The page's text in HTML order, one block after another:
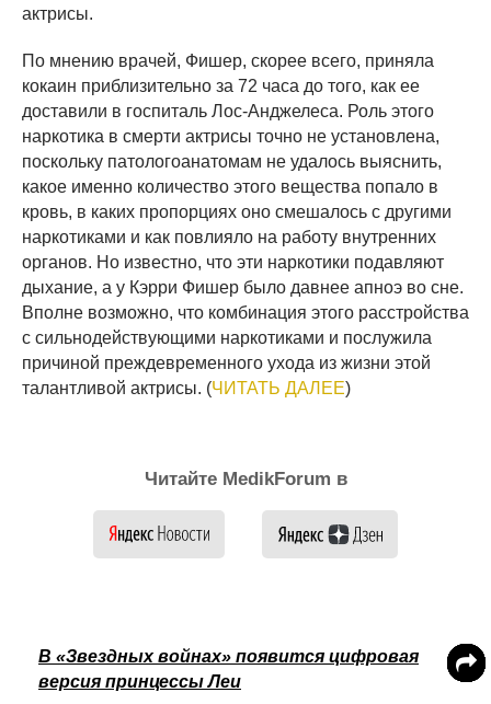
актрисы.
По мнению врачей, Фишер, скорее всего, приняла
кокаин приблизительно за 72 часа до того, как ее
доставили в госпиталь Лос-Анджелеса. Роль этого
наркотика в смерти актрисы точно не установлена,
поскольку патологоанатомам не удалось выяснить,
какое именно количество этого вещества попало в
кровь, в каких пропорциях оно смешалось с другими
наркотиками и как повлияло на работу внутренних
органов. Но известно, что эти наркотики подавляют
дыхание, а у Кэрри Фишер было давнее апноэ во сне.
Вполне возможно, что комбинация этого расстройства
с сильнодействующими наркотиками и послужила
причиной преждевременного ухода из жизни этой
талантливой актрисы. (ЧИТАТЬ ДАЛЕЕ)
Читайте MedikForum в
В «Звездных войнах» появится цифровая
версия принцессы Леи